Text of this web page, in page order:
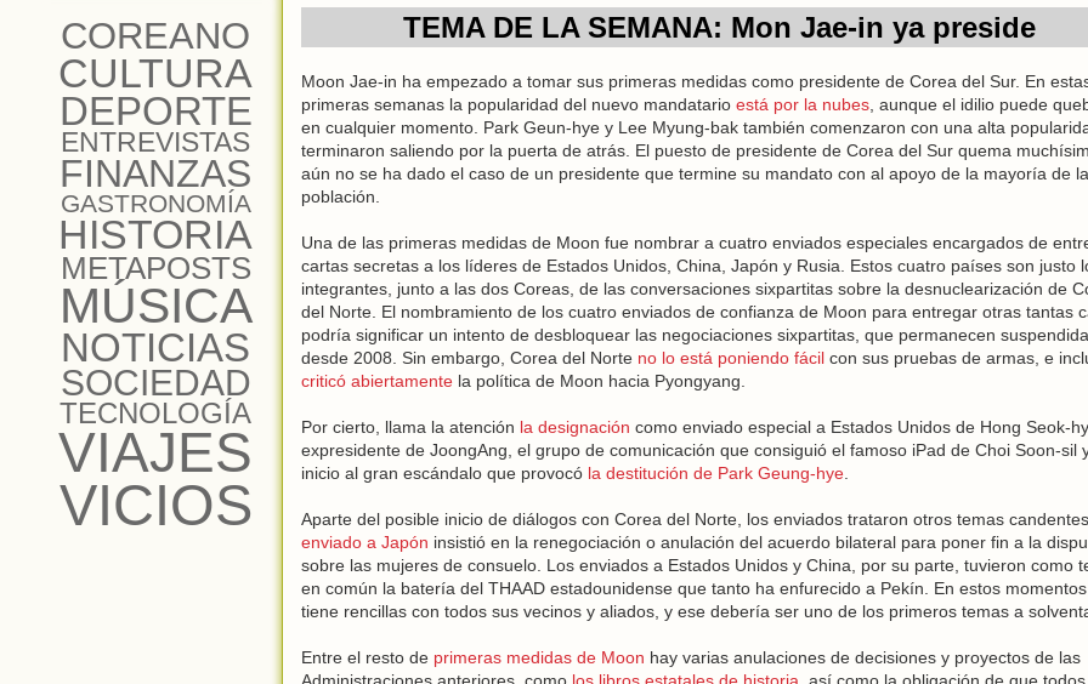
TEMA DE LA SEMANA: Mon Jae-in ya preside
Moon Jae-in ha empezado a tomar sus primeras medidas como presidente de Corea del Sur. En
primeras semanas la popularidad del nuevo mandatario está por la nubes , aunque el idilio puede
en cualquier momento. Park Geun-hye y Lee Myung-bak también comenzaron con una alta
terminaron saliendo por la puerta de atrás. El puesto de presidente de Corea del Sur quema
aún no se ha dado el caso de un presidente que termine su mandato con al apoyo de la mayoría de la
población.
Una de las primeras medidas de Moon fue nombrar a cuatro enviados especiales encargados de
cartas secretas a los líderes de Estados Unidos, China, Japón y Rusia. Estos cuatro países son justo
integrantes, junto a las dos Coreas, de las conversaciones sixpartitas sobre la desnuclearización de
del Norte. El nombramiento de los cuatro enviados de confianza de Moon para entregar otras tantas
podría significar un intento de desbloquear las negociaciones sixpartitas, que permanecen
desde 2008. Sin embargo, Corea del Norte no lo está poniendo fácil con sus pruebas de armas, e
criticó abiertamente la política de Moon hacia Pyongyang.
Por cierto, llama la atención la designación como enviado especial a Estados Unidos de Hong Seok-
expresidente de JoongAng, el grupo de comunicación que consiguió el famoso iPad de Choi Soon-sil
inicio al gran escándalo que provocó la destitución de Park Geung-hye
Aparte del posible inicio de diálogos con Corea del Norte, los enviados trataron otros temas
enviado a Japón insistió en la renegociación o anulación del acuerdo bilateral para poner fin a la
sobre las mujeres de consuelo. Los enviados a Estados Unidos y China, por su parte, tuvieron como
en común la batería del THAAD estadounidense que tanto ha enfurecido a Pekín. En estos
tiene rencillas con todos sus vecinos y aliados, y ese debería ser uno de los primeros temas a
Entre el resto de primeras medidas de Moon hay varias anulaciones de decisiones y proyectos de las
Administraciones anteriores, como los libros estatales de historia , así como la obligación de que
COREANO
CULTURA
DEPORTE
ENTREVISTAS
FINANZAS
GASTRONOMÍA
HISTORIA
METAPOSTS
MÚSICA
NOTICIAS
SOCIEDAD
TECNOLOGÍA
VIAJES
VICIOS